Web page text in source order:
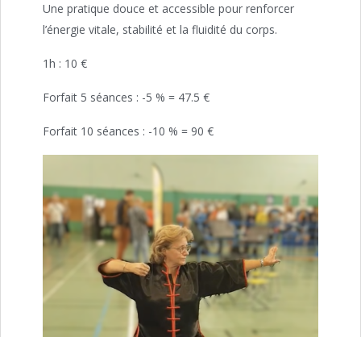
Une pratique douce et accessible pour renforcer
l’énergie vitale, stabilité et la fluidité du corps.
1h : 10 €
Forfait 5 séances : -5 % = 47.5 €
Forfait 10 séances : -10 % = 90 €